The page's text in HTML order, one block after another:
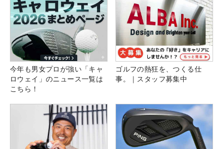
今年も男女プロが強い「キャ
ロウェイ」のニュース一覧は
こちら！
ゴルフの熱狂を、つくる仕
事。｜スタッフ募集中